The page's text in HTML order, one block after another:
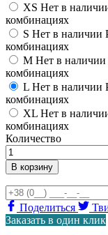
XS Нет в
комбинациях
S Нет в наличии
комбинациях
M Нет в наличии
комбинациях
L Нет в наличии
комбинациях
XL Нет в
комбинациях
Количество
В корзину
Поделиться
Заказать в один клик